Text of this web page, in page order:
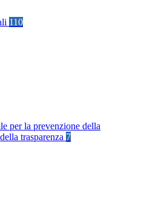
110
per la prevenzione della
trasparenza 7